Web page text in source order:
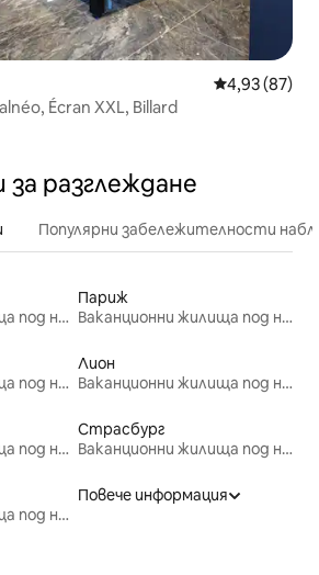
Средна
4,93 (87)
Écran XXL, Billard
разглеждане
Популярни забележителности
Ваканционни жилища под наем
Париж
Ваканционни жилища под наем
Ваканционни жилища под наем
Лион
Ваканционни жилища под наем
Ваканционни жилища под наем
Страсбург
Ваканционни жилища под наем
Ваканционни жилища под наем
Повече информация